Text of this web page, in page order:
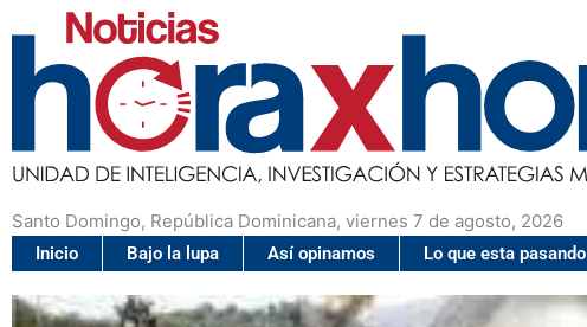
Santo Domingo, República Dominicana, viernes 7 de agosto, 2026
Inicio Bajo la lupa Así opinamos Lo que esta pasando